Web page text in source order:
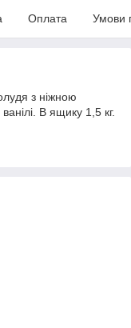
Оплата Умови
з ніжною
В ящику 1,5 кг.